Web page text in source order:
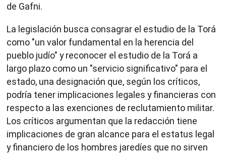
de Gafni.
La legislación busca consagrar el estudio de la Torá
como "un valor fundamental en la herencia del
pueblo judío" y reconocer el estudio de la Torá a
largo plazo como un "servicio significativo" para el
estado, una designación que, según los críticos,
podría tener implicaciones legales y financieras con
respecto a las exenciones de reclutamiento militar.
Los críticos argumentan que la redacción tiene
implicaciones de gran alcance para el estatus legal
y financiero de los hombres jaredíes que no sirven